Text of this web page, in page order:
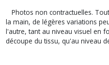
Photos non contractuelles.
la main, de légères variations
l'autre, tant au niveau visuel en
découpe du tissu, qu'au niveau